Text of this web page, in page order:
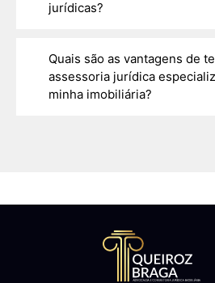
jurídicas?
Quais são as vantagens de
assessoria jurídica
minha imobiliária?